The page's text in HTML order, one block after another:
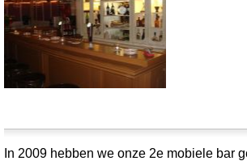
In 2009 hebben we onze 2e mobiele bar